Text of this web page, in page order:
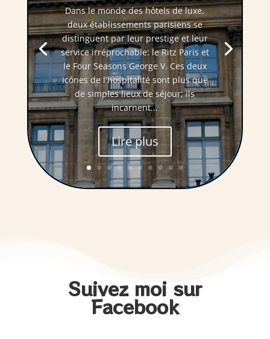
Dans le monde des hôtels de luxe,
deux établissements parisiens se
distinguent par leur prestige et leur
service irréprochable: le Ritz Paris et
le Four Seasons George V. Ces deux
icônes de l'hospitalité sont plus que
de simples lieux de séjour; ils
incarnent...
Lire plus
Suivez moi sur
Facebook